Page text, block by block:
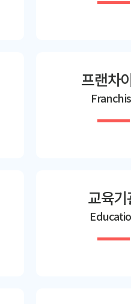
프랜차
교육